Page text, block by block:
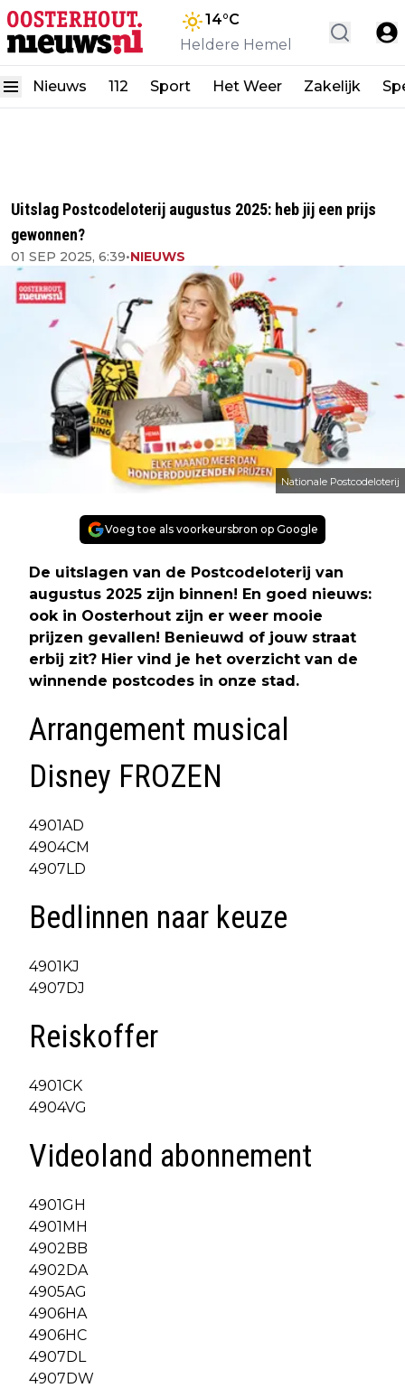
14°C
Heldere Hemel
Nieuws 112 Sport Het Weer Zakelijk
Uitslag Postcodeloterij augustus 2025: heb jij een prijs
gewonnen?
01 SEP 2025, 6:39•NIEUWS
Nationale Postcodeloterij
Voeg toe als voorkeursbron op Google
De uitslagen van de Postcodeloterij van
augustus 2025 zijn binnen! En goed nieuws:
ook in Oosterhout zijn er weer mooie
prijzen gevallen! Benieuwd of jouw straat
erbij zit? Hier vind je het overzicht van de
winnende postcodes in onze stad.
Arrangement musical
Disney FROZEN
4901AD
4904CM
4907LD
Bedlinnen naar keuze
4901KJ
4907DJ
Reiskoffer
4901CK
4904VG
Videoland abonnement
4901GH
4901MH
4902BB
4902DA
4905AG
4906HA
4906HC
4907DL
4907DW